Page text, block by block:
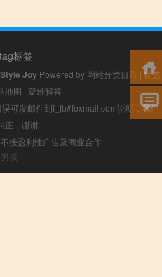
标签
Joy Powered by 网站分类目录 | 精选
地图 | 疑难解答
可发邮件到f_fb#foxmail.com说明，我们
正，谢谢
接盈利性广告及商业合作
孩